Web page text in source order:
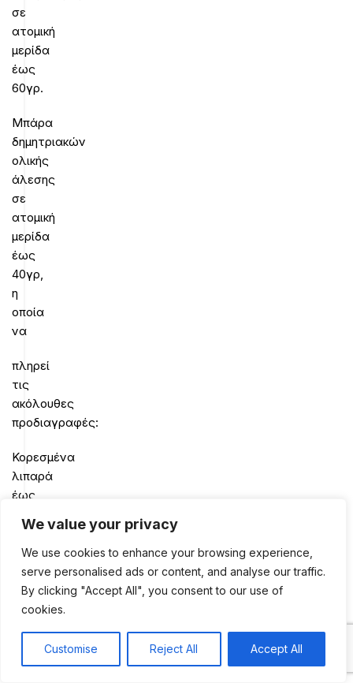
We value your privacy
We use cookies to enhance your browsing experience,
serve personalised ads or content, and analyse our traffic.
By clicking "Accept All", you consent to our use of
cookies.
Customise Reject All Accept All
σε
ατομική
μερίδα
έως
60γρ.
Μπάρα
δημητριακών
ολικής
άλεσης
σε
ατομική
μερίδα
έως
40γρ,
η
οποία
να
πληρεί
τις
ακόλουθες
προδιαγραφές:
Κορεσμένα
λιπαρά
έως
Τράνς
λιπαρά
έως
0,1%
0